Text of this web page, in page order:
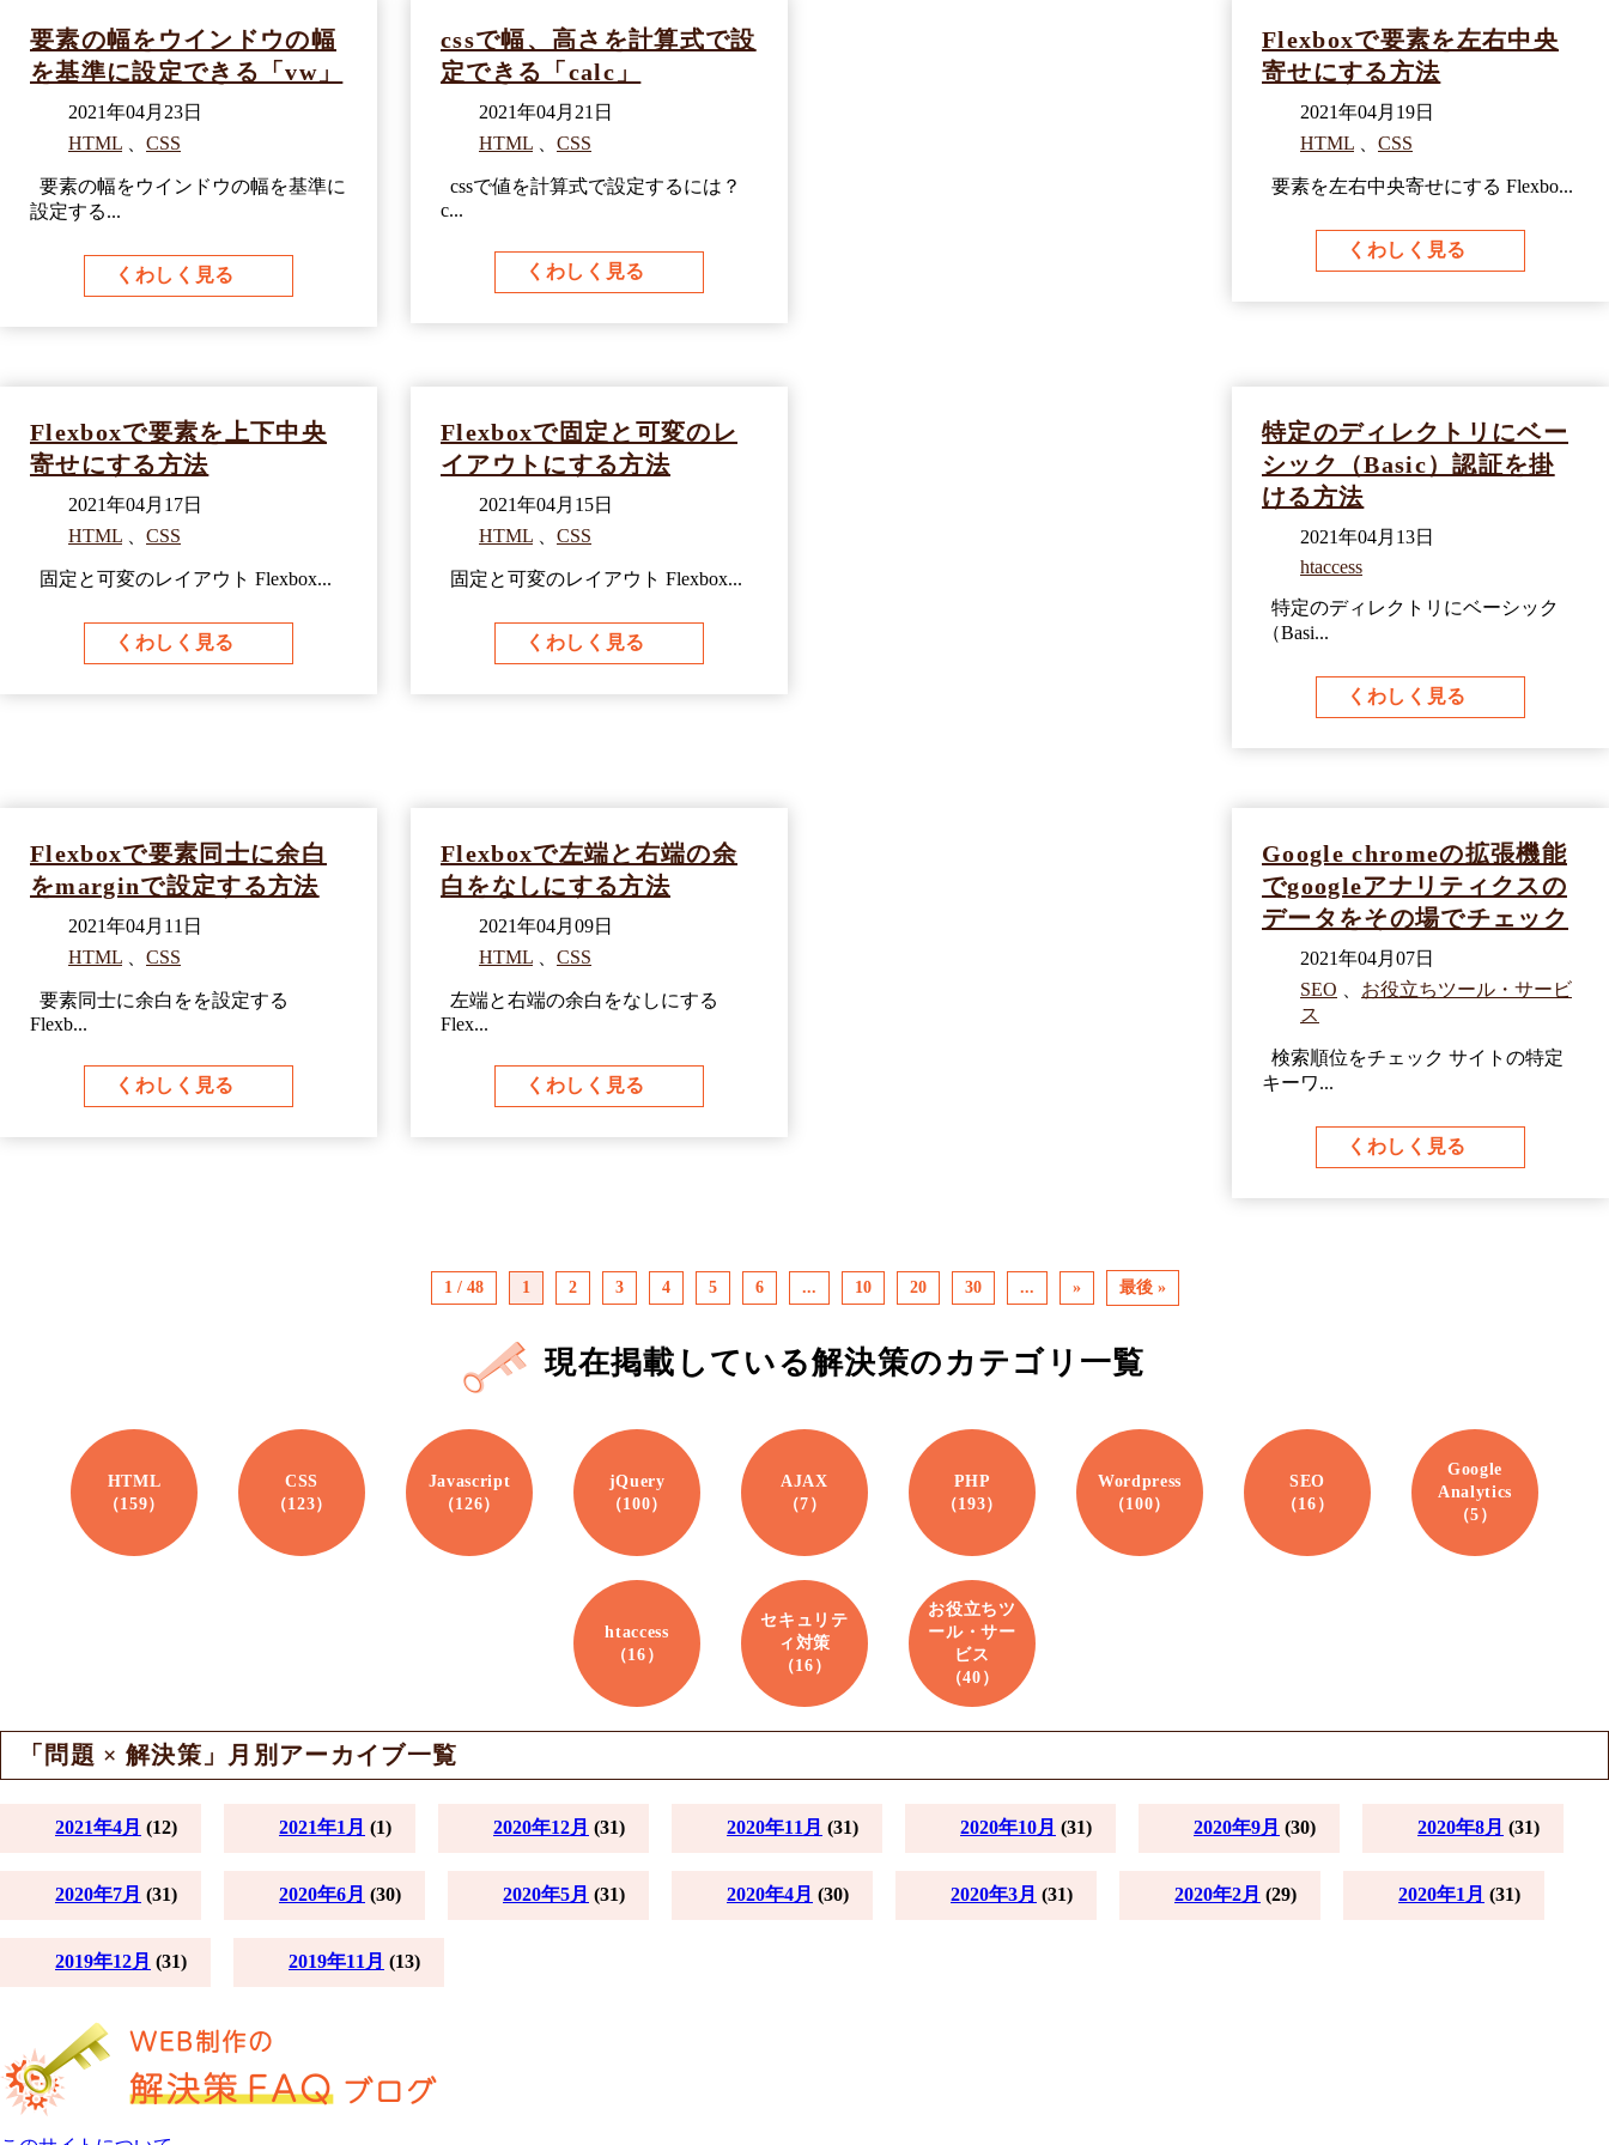
要素の幅をウインドウの幅
を基準に設定できる「vw」
2021年04月23日
HTML
CSS
要素の幅をウインドウの幅を基準に
設定する...
くわしく見る
cssで幅、高さを計算式で設
定できる「calc」
2021年04月21日
HTML
CSS
cssで値を計算式で設定するには？
c...
くわしく見る
Flexboxで要素を左右中央
寄せにする方法
2021年04月19日
HTML
CSS
要素を左右中央寄せにする Flexbo...
くわしく見る
Flexboxで要素を上下中央
寄せにする方法
2021年04月17日
HTML
CSS
固定と可変のレイアウト Flexbox...
くわしく見る
Flexboxで固定と可変のレ
イアウトにする方法
2021年04月15日
HTML
CSS
固定と可変のレイアウト Flexbox...
くわしく見る
特定のディレクトリにベー
シック（Basic）認証を掛
ける方法
2021年04月13日
htaccess
特定のディレクトリにベーシック
（Basi...
くわしく見る
Flexboxで要素同士に余白
をmarginで設定する方法
2021年04月11日
HTML
CSS
要素同士に余白をを設定する
Flexb...
くわしく見る
Flexboxで左端と右端の余
白をなしにする方法
2021年04月09日
HTML
CSS
左端と右端の余白をなしにする
Flex...
くわしく見る
Google chromeの拡張機能
でgoogleアナリティクスの
データをその場でチェック
2021年04月07日
SEO
お役立ちツール・サービ
ス
検索順位をチェック サイトの特定
キーワ...
くわしく見る
1 / 48 1 2 3 4 5 6 ... 10 20 30 ... » 最後 »
現在掲載している解決策のカテゴリ一覧
HTML
（159）
CSS
（123）
Javascript
（126）
jQuery
（100）
AJAX
（7）
PHP
（193）
Wordpress
（100）
SEO
（16）
Google
Analytics
（5）
htaccess
（16）
セキュリテ
ィ対策
（16）
お役立ちツ
ール・サー
ビス
（40）
「問題 × 解決策」 月別アーカイブ一覧
2021年4月 (12) 2021年1月 (1) 2020年12月 (31) 2020年11月 (31) 2020年10月 (31) 2020年9月 (30) 2020年8月 (31)
2020年7月 (31) 2020年6月 (30) 2020年5月 (31) 2020年4月 (30) 2020年3月 (31) 2020年2月 (29) 2020年1月 (31)
2019年12月 (31) 2019年11月 (13)